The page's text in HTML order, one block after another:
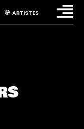
ARTISTES 